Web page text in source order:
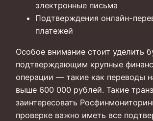
электронные письма
Подтверждения онлайн-
платежей
Особое внимание стоит уделить
подтверждающим крупные
операции — такие как переводы
выше 600 000 рублей. Такие
заинтересовать
проверке важно иметь все